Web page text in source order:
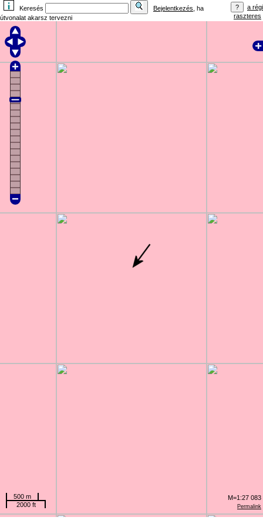
Keresés Bejelentkezés , ha
útvonalat akarsz tervezni
a régi
raszteres
Permalink
500 m
2000 ft
M=1:27 083